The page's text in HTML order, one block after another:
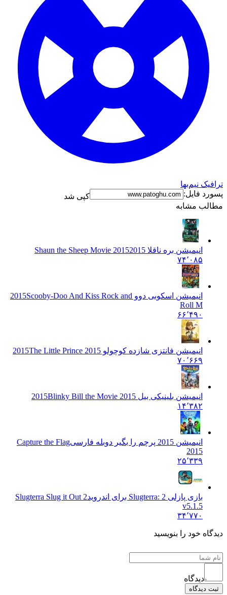
ترافیک نیم‌بها
پسورد فایل:
کپی شد
مطالب مشابه
انیمیشن بره ناقلا 2015 2015 Shaun the Sheep Movie
۷۴٬۰۸۵
انیمیشن اسکوبی دوو 2015 Scooby-Doo And Kiss Rock and
Roll M
۶۶٬۴۹۰
انیمیشن فانتزی شازده کوچولو 2015 The Little Prince 2015
۷۰٬۶۶۹
انیمیشن بلینیکی بیل 2015 Blinky Bill the Movie 2015
۱۴٬۳۸۲
انیمیشن 2015 پرچم را بگیر دوبله فارسی
Capture the Flag
2015
۲۵٬۳۳۹
بازی پازلی Slugterra: 2 برای اندروید
Slugterra Slug it Out 2
v5.1.5
۳۴٬۷۷۰
دیدگاه خود را بنویسید
دیدگاه
ثبت دیدگاه